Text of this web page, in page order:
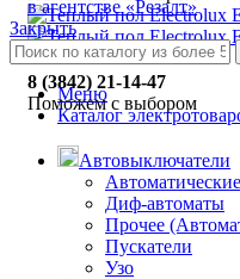
8 (3842) 21-14-47
Поможем с выбором
в агентстве «Резалт»
Закрыть
Меню
Каталог
Автовыключатели
Диф-автоматы
Прочее
Пускатели
Узо